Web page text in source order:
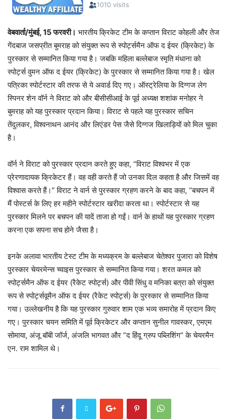
वेबवार्ता/मुंबई, 15 फरवरी। भारतीय क्रिकेट टीम के कप्तान विराट कोहली और तेज
गेंदबाज जसप्रीत बुमराह को संयुक्त रूप से स्पोर्ट्समैन ऑफ द ईयर (क्रिकेट) के
पुरस्कार से सम्मानित किया गया है। जबकि महिला बल्लेबाज स्मृति मंधाना को
स्पोर्ट्स वुमन ऑफ द ईयर (क्रिकेट) के पुरस्कार से सम्मानित किया गया है। खेल
पत्रिका स्पोर्टस्टार की तरफ से ये अवार्ड दिए गए। ऑस्ट्रेलिया के दिग्गज लेग
स्पिनर शेन वॉर्न ने विराट को और बीसीसीआई के पूर्व अध्यक्ष शशांक मनोहर ने
बुमराह को यह पुरस्कार प्रदान किया। विराट से पहले यह पुरस्कार सचिन
तेंदुलकर, विश्वनाथन आनंद और लिएंडर पेस जैसे दिग्गज खिलाड़ियों को मिल चुका
है।
वॉर्न ने विराट को पुरस्कार प्रदान करते हुए कहा, “विराट विश्वभर में एक
प्रेरणादायक क्रिकेटर हैं। वह वही करते हैं जो उनका दिल कहता है और जिसमें वह
विश्वास करते हैं।” विराट ने वार्न से पुरस्कार ग्रहण करने के बाद कहा, “बचपन में
मैं पोस्टर्स के लिए हर महीने स्पोर्टस्टार खरीदा करता था। स्पोर्टस्टार से यह
पुरस्कार मिलने पर बचपन की यादें ताजा हो गईं। वार्न के हाथों यह पुरस्कार ग्रहण
करना एक सपना सच होने जैसा है।
इनके अलावा भारतीय टेस्ट टीम के मध्यक्रम के बल्लेबाज चेतेश्वर पुजारा को विशेष
पुरस्कार चेयरमेन्स च्वाइस पुरस्कार से सम्मानित किया गया। शरत कमल को
स्पोर्ट्समैन ऑफ द ईयर (रैकेट स्पोर्ट्स) और पीवी सिंधु व मनिका बत्रा को संयुक्त
रूप से स्पोर्ट्सवूमैन ऑफ द ईयर (रैकेट स्पोर्ट्स) के पुरस्कार से सम्मानित किया
गया। उल्लेखनीय है कि यह पुरस्कार गुरुवार शाम एक भव्य समारोह में प्रदान किए
गए। पुरस्कार चयन समिति में पूर्व क्रिकेटर और कप्तान सुनील गावस्कर, एमएम
सोमाया, अंजू बॉबी जॉर्ज, अंजलि भागवत और ”द हिंदू ग्रुप पब्लिशिंग” के चेयरमैन
एन. राम शामिल थे।